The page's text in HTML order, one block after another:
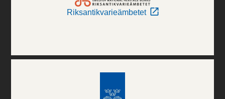
Riksantikvarieämbetet